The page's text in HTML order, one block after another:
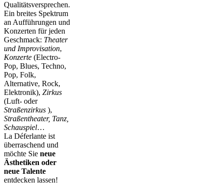
Qualitätsversprechen.
Ein breites Spektrum
an Aufführungen und
Konzerten für jeden
Geschmack: Theater
und Improvisation,
Konzerte (Electro-
Pop, Blues, Techno,
Pop, Folk,
Alternative, Rock,
Elektronik), Zirkus
(Luft- oder
Straßenzirkus ),
Straßentheater, Tanz,
Schauspiel…
La Déferlante ist
überraschend und
möchte Sie neue
Ästhetiken oder
neue Talente
entdecken lassen!